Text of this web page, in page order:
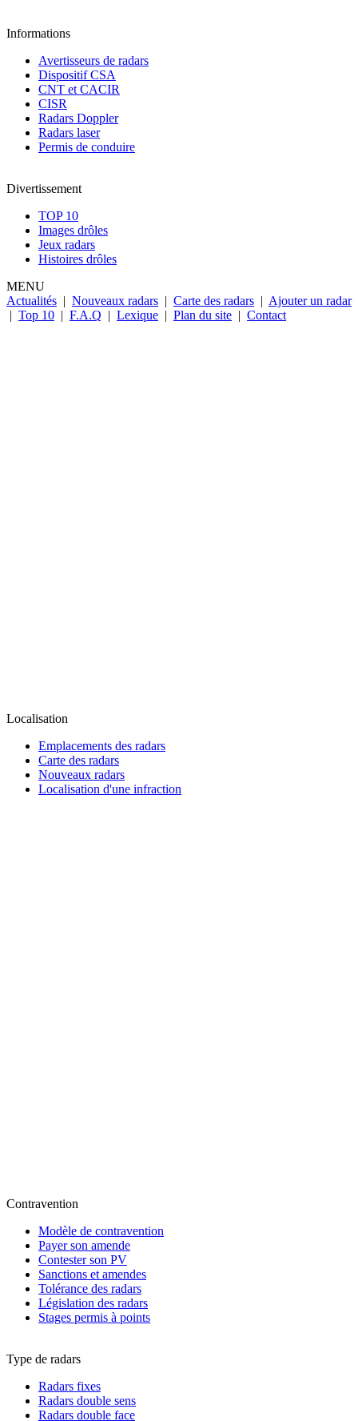
Informations
Avertisseurs de radars
Dispositif CSA
CNT et CACIR
CISR
Radars Doppler
Radars laser
Permis de conduire
Divertissement
TOP 10
Images drôles
Jeux radars
Histoires drôles
MENU
Actualités | Nouveaux radars | Carte des radars | Ajouter un radar
| Top 10 | F.A.Q | Lexique | Plan du site | Contact
Localisation
Emplacements des radars
Carte des radars
Nouveaux radars
Localisation d'une infraction
Contravention
Modèle de contravention
Payer son amende
Contester son PV
Sanctions et amendes
Tolérance des radars
Législation des radars
Stages permis à points
Type de radars
Radars fixes
Radars double sens
Radars double face